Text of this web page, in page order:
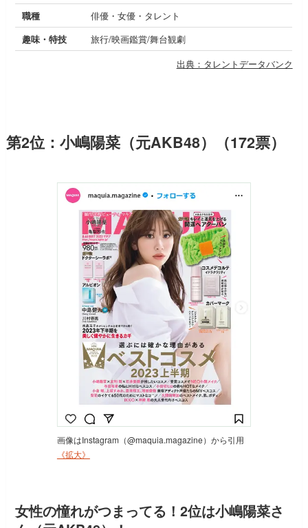
職種
俳優・女優・タレント
趣味・特技
旅行/映画鑑賞/舞台観劇
出典：タレントデータバンク
第2位：小嶋陽菜（元AKB48）（172票）
画像はInstagram（@maquia.magazine）から引用
《拡大》
女性の憧れがつまってる！2位は小嶋陽菜さ